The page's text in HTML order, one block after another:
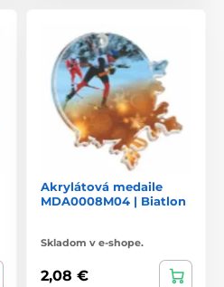
Akrylátová medaile
MDA0008M04 | Biatlon
Skladom v e-shope.
2,08 €